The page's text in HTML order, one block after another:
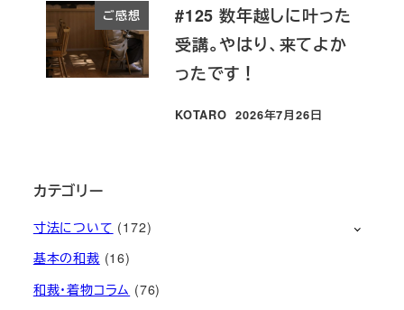
ご感想
#125 数年越しに叶った
受講。やはり、来てよか
ったです！
KOTARO
投稿日
2026年7月26日
カテゴリー
寸法について (172)
基本の和裁 (16)
和裁・着物コラム (76)